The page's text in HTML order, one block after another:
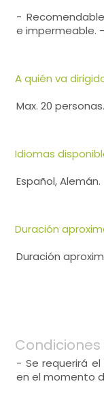
-
e impermeable.
A quién va
Max. 20 personas.
Idiomas
Español, Alemán.
Duración
Duración
- Se requerirá
en el momento